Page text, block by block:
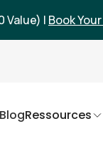
Value) | Book
BlogRessources